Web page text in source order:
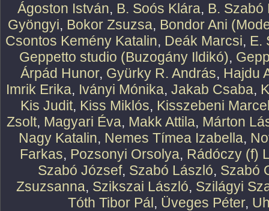
Ágoston István, B. Soós Klára, B. Szabó
Gyöngyi, Bokor Zsuzsa, Bondor Ani
Csontos Kemény Katalin, Deák Marcsi, E.
Geppetto studio (Buzogány Ildikó),
Árpád Hunor, Gyürky R. András, Hajdu
Imrik Erika, Iványi Mónika, Jakab Csaba,
Kis Judit, Kiss Miklós, Kisszebeni
Zsolt, Magyari Éva, Makk Attila, Márton
Nagy Katalin, Nemes Tímea Izabella,
Farkas, Pozsonyi Orsolya, Rádóczy (f)
Szabó József, Szabó László, Szabó
Zsuzsanna, Szikszai László, Szilágyi
Tóth Tibor Pál, Üveges Péter,